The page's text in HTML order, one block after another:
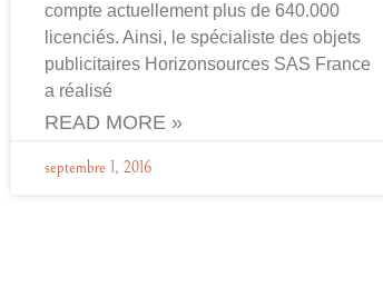
compte actuellement plus de 640.000
licenciés. Ainsi, le spécialiste des objets
publicitaires Horizonsources SAS France
a réalisé
READ MORE »
septembre 1, 2016